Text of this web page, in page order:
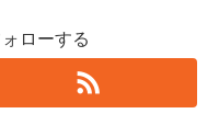
ローする